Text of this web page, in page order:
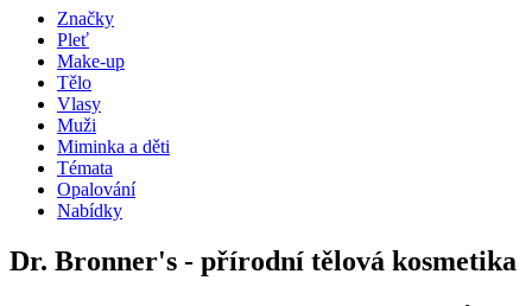
Značky
Pleť
Make-up
Tělo
Vlasy
Muži
Miminka a děti
Témata
Opalování
Nabídky
Dr. Bronner's - přírodní tělová kosmetika